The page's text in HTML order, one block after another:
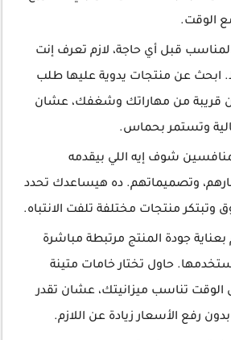
الوقت.
قبل أي حاجة، لازم تعرف إنت
ابحث عن منتجات يدوية عليها طلب
قريبة من مهاراتك وشغفك، عشان
وتستمر بحماس.
شوف إيه اللي بيقدمه
وتصميماتهم. ده هيساعدك تحدد
وتبتكر منتجات مختلفة تلفت الانتباه.
بعناية جودة المنتج مرتبطة مباشرة
حاول تختار خامات متينة
تناسب ميزانيتك، عشان تقدر
رفع الأسعار زيادة عن اللازم.